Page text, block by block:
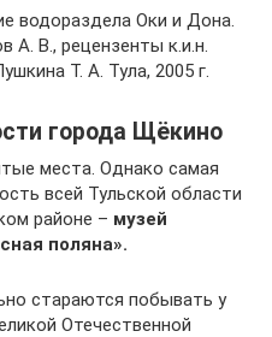
водораздела Оки и Дона.
А. В., рецензенты к.и.н.
Т. А. Тула, 2005 г.
города Щёкино
места. Однако самая
всей Тульской области
районе – музей
поляна».
стараются побывать у
Отечественной